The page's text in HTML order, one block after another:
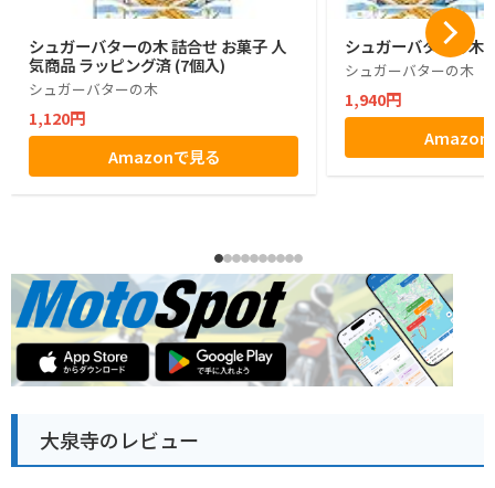
シュガーバターの木 詰合せ お菓子 人
気商品 ラッピング済 (7個入)
シュガーバターの木
1,120円
Amazonで見る
シュガーバターの木
シュガーバターの木
1,940円
Amazon
大泉寺のレビュー